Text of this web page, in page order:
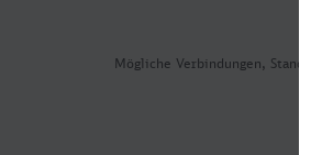
Mögliche Verbindungen, Stand: